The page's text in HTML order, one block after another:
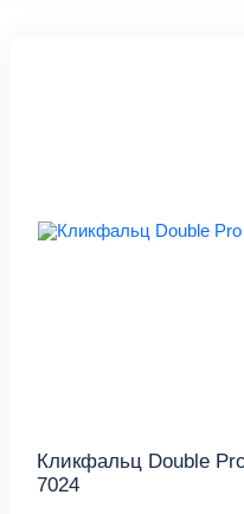
Кликфальц Double
7024